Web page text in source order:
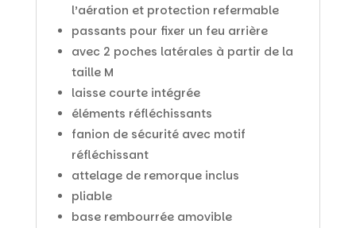
l’aération et protection refermable
passants pour fixer un feu arrière
avec 2 poches latérales à partir de la
taille M
laisse courte intégrée
éléments réfléchissants
fanion de sécurité avec motif
réfléchissant
attelage de remorque inclus
pliable
base rembourrée amovible